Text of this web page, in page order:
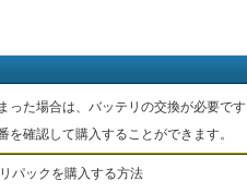
た場合は、バッテリの交換が必要で
確認して購入することができます。
パックを購入する方法